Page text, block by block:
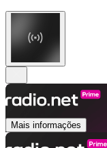
Mais informações